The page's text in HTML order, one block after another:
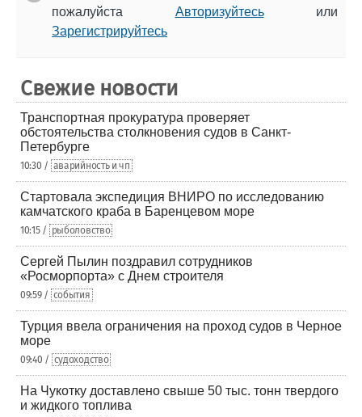
пожалуйста Авторизуйтесьили
Зарегистрируйтесь
Свежие новости
Транспортная прокуратура проверяет
обстоятельства столкновения судов в Санкт-
Петербурге
10:30 / аварийность и чп
Стартовала экспедиция ВНИРО по исследованию
камчатского краба в Баренцевом море
10:15 / рыболовство
Сергей Пылин поздравил сотрудников
«Росморпорта» с Днем строителя
09:59 / события
Турция ввела ограничения на проход судов в Черное
море
09:40 / судоходство
На Чукотку доставлено свыше 50 тыс. тонн твердого
и жидкого топлива